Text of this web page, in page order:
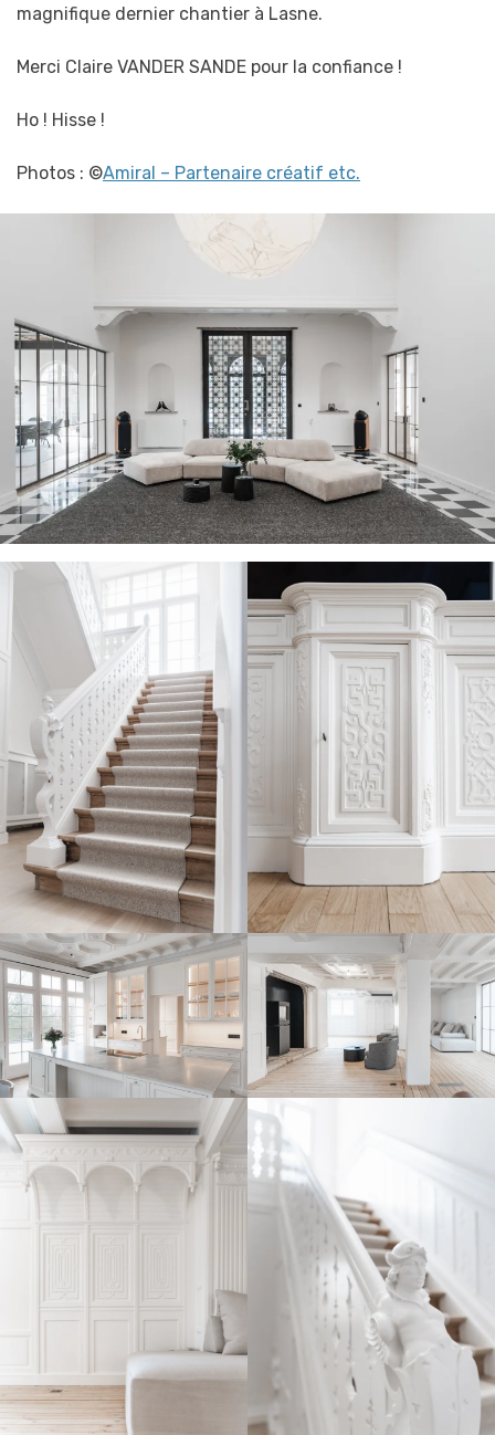
magnifique dernier chantier à Lasne.
Merci Claire VANDER SANDE pour la confiance !
Ho ! Hisse !
Photos : ©Amiral – Partenaire créatif etc.